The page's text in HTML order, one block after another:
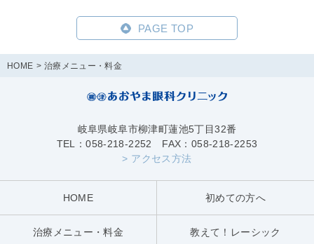
PAGE TOP
HOME 治療メニュー・料金
岐阜県岐阜市柳津町蓮池5丁目32番
TEL：058-218-2252 FAX：058-218-2253
> アクセス方法
HOME 初めての方へ
治療メニュー・料金 教えて！レーシック